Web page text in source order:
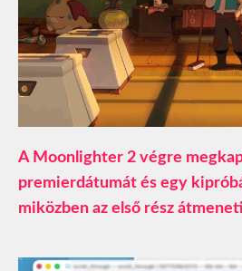
A Moonlighter 2 végre
premierdátumát és egy
miközben az első rész